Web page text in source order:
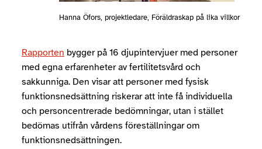
Hanna Öfors, projektledare, Föräldraskap på lika villkor
Rapporten bygger på 16 djupintervjuer med personer
med egna erfarenheter av fertilitetsvård och
sakkunniga. Den visar att personer med fysisk
funktionsnedsättning riskerar att inte få individuella
och personcentrerade bedömningar, utan i stället
bedömas utifrån vårdens föreställningar om
funktionsnedsättningen.